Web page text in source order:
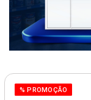
% PROMOÇÃO